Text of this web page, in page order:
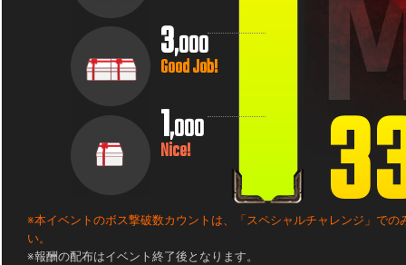
1,000
Nice!
3,000
Good Job!
※本イベントのボス撃破数カウントは、「スペシャルチャレンジ」で
い。
※報酬の配布はイベント終了後となります。